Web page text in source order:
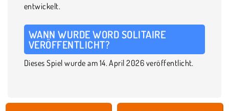
entwickelt.
WANN WURDE WORD SOLITAIRE
VERÖFFENTLICHT?
Dieses Spiel wurde am 14. April 2026 veröffentlicht.